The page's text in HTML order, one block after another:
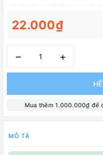
22.000₫
– +
Mua thêm 1.000.000₫ để
MÔ TẢ